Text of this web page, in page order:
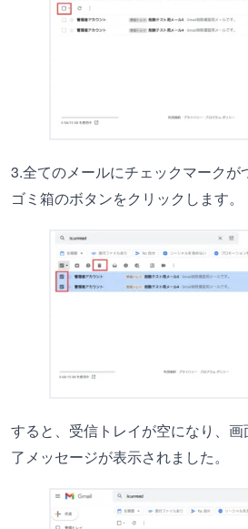
3.全てのメールにチェックマークが
ゴミ箱のボタンをクリックします。
すると、受信トレイが空になり、
了メッセージが表示されました。